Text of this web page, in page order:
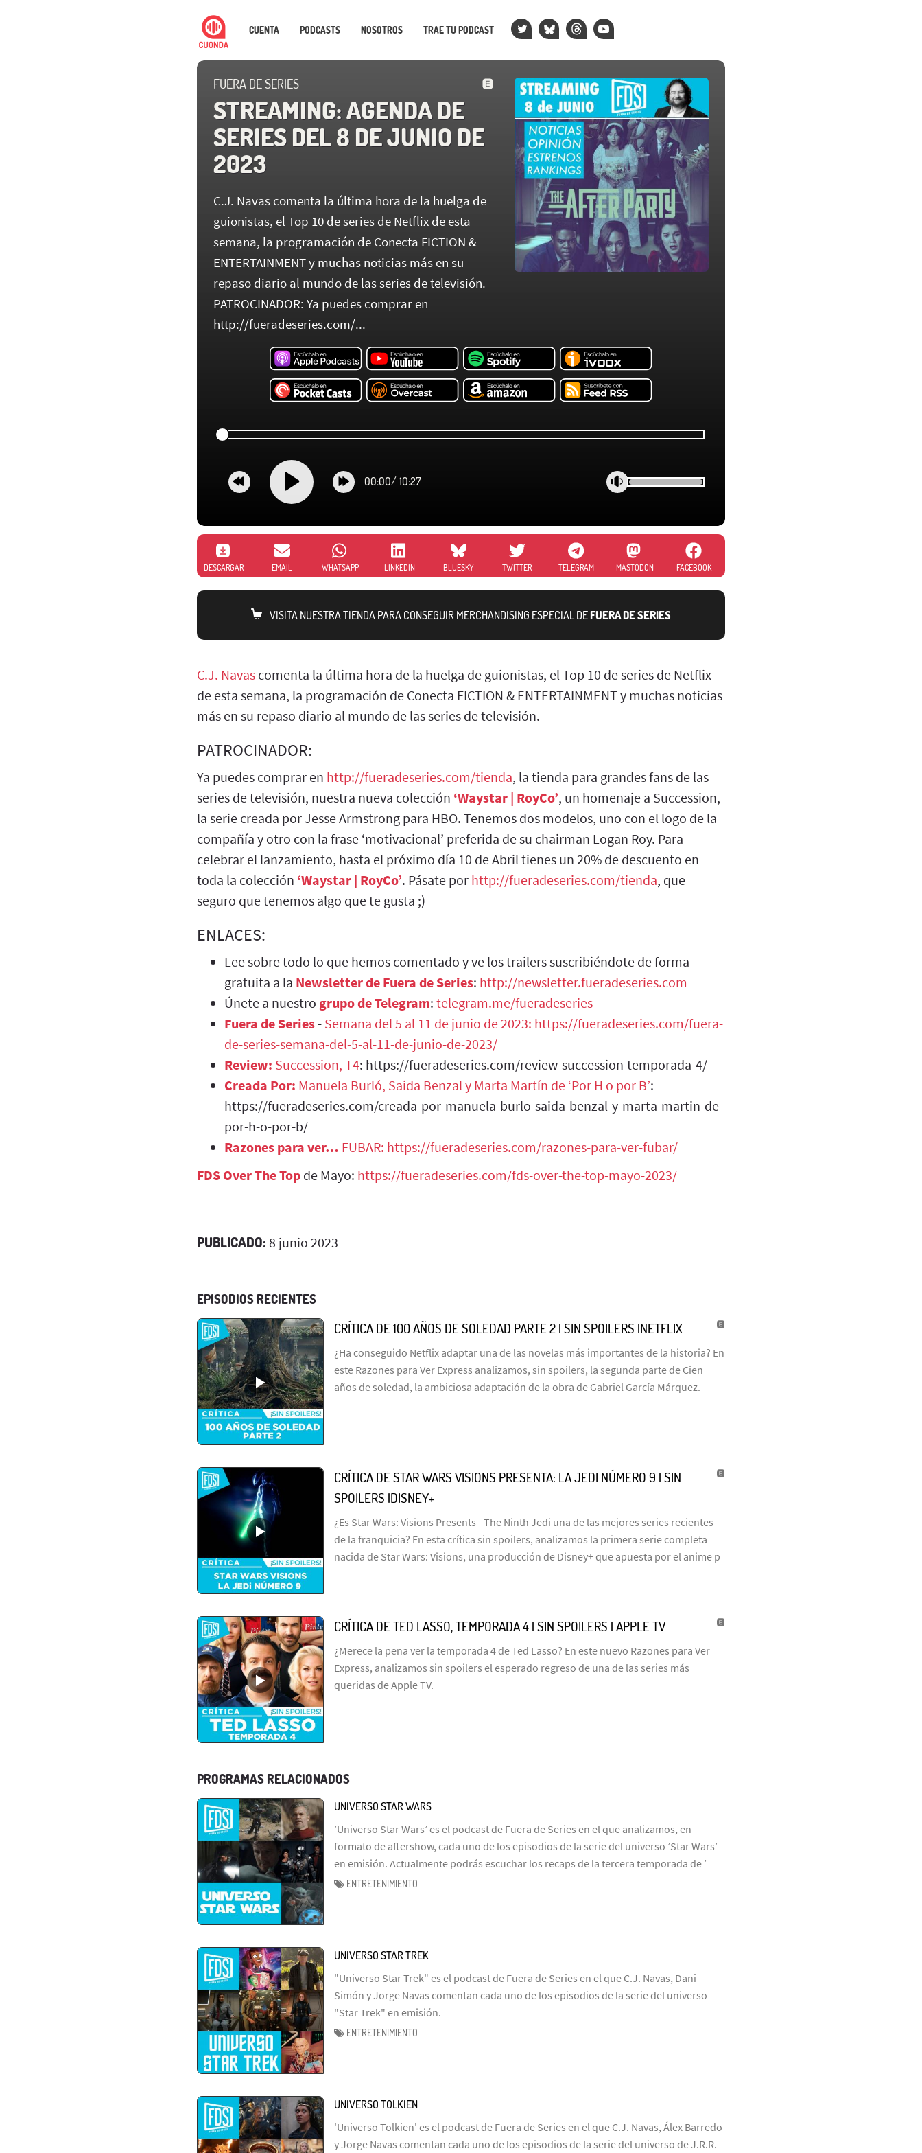
CUENTA PODCASTS NOSOTROS TRAE TU PODCAST
FUERA DE SERIES
STREAMING: AGENDA DE
SERIES DEL 8 DE JUNIO DE
2023
C.J. Navas comenta la última hora de la huelga de
guionistas, el Top 10 de series de Netflix de esta
semana, la programación de Conecta FICTION &
ENTERTAINMENT y muchas noticias más en su
repaso diario al mundo de las series de televisión.
PATROCINADOR: Ya puedes comprar en
http://fueradeseries.com/...
00:00/ 10:27
DESCARGAR EMAIL WHATSAPP LINKEDIN BLUESKY TWITTER TELEGRAM MASTODON FACEBOOK
VISITA NUESTRA TIENDA PARA CONSEGUIR MERCHANDISING ESPECIAL DEFUERA DE SERIES
C.J. Navas comenta la última hora de la huelga de guionistas, el Top 10 de series de Netflix
de esta semana, la programación de Conecta FICTION & ENTERTAINMENT y muchas noticias
más en su repaso diario al mundo de las series de televisión.
PATROCINADOR:
Ya puedes comprar en http://fueradeseries.com/tienda, la tienda para grandes fans de las
series de televisión, nuestra nueva colección ‘Waystar | RoyCo’, un homenaje a Succession,
la serie creada por Jesse Armstrong para HBO. Tenemos dos modelos, uno con el logo de la
compañía y otro con la frase ‘motivacional’ preferida de su chairman Logan Roy. Para
celebrar el lanzamiento, hasta el próximo día 10 de Abril tienes un 20% de descuento en
toda la colección ‘Waystar | RoyCo’. Pásate por http://fueradeseries.com/tienda, que
seguro que tenemos algo que te gusta ;)
ENLACES:
Lee sobre todo lo que hemos comentado y ve los trailers suscribiéndote de forma
gratuita a la Newsletter de Fuera de Series: http://newsletter.fueradeseries.com
Únete a nuestro grupo de Telegram: telegram.me/fueradeseries
Fuera de Series- Semana del 5 al 11 de junio de 2023: https://fueradeseries.com/fuera-
de-series-semana-del-5-al-11-de-junio-de-2023/
Review: Succession, T4: https://fueradeseries.com/review-succession-temporada-4/
Creada Por: Manuela Burló, Saida Benzal y Marta Martín de ‘Por H o por B’:
https://fueradeseries.com/creada-por-manuela-burlo-saida-benzal-y-marta-martin-de-
por-h-o-por-b/
Razones para ver… FUBAR: https://fueradeseries.com/razones-para-ver-fubar/
FDS Over The Top de Mayo: https://fueradeseries.com/fds-over-the-top-mayo-2023/
PUBLICADO: 8 junio 2023
EPISODIOS RECIENTES
CRÍTICA DE 100 AÑOS DE SOLEDAD PARTE 2 | SIN SPOILERS |NETFLIX
¿Ha conseguido Netflix adaptar una de las novelas más importantes de la historia? En
este Razones para Ver Express analizamos, sin spoilers, la segunda parte de Cien
años de soledad, la ambiciosa adaptación de la obra de Gabriel García Márquez.
CRÍTICA DE STAR WARS VISIONS PRESENTA: LA JEDI NÚMERO 9 | SIN
SPOILERS |DISNEY+
¿Es Star Wars: Visions Presents - The Ninth Jedi una de las mejores series recientes
de la franquicia? En esta crítica sin spoilers, analizamos la primera serie completa
nacida de Star Wars: Visions, una producción de Disney+ que apuesta por el anime p
CRÍTICA DE TED LASSO, TEMPORADA 4 | SIN SPOILERS | APPLE TV
¿Merece la pena ver la temporada 4 de Ted Lasso? En este nuevo Razones para Ver
Express, analizamos sin spoilers el esperado regreso de una de las series más
queridas de Apple TV.
PROGRAMAS RELACIONADOS
UNIVERSO STAR WARS
’Universo Star Wars’ es el podcast de Fuera de Series en el que analizamos, en
formato de aftershow, cada uno de los episodios de la serie del universo ’Star Wars’
en emisión. Actualmente podrás escuchar los recaps de la tercera temporada de ’
ENTRETENIMIENTO
UNIVERSO STAR TREK
"Universo Star Trek" es el podcast de Fuera de Series en el que C.J. Navas, Dani
Simón y Jorge Navas comentan cada uno de los episodios de la serie del universo
"Star Trek" en emisión.
ENTRETENIMIENTO
UNIVERSO TOLKIEN
'Universo Tolkien' es el podcast de Fuera de Series en el que C.J. Navas, Álex Barredo
y Jorge Navas comentan cada uno de los episodios de la serie del universo de J.R.R.